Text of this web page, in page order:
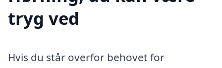
tryg ved
Hvis du står overfor behovet for